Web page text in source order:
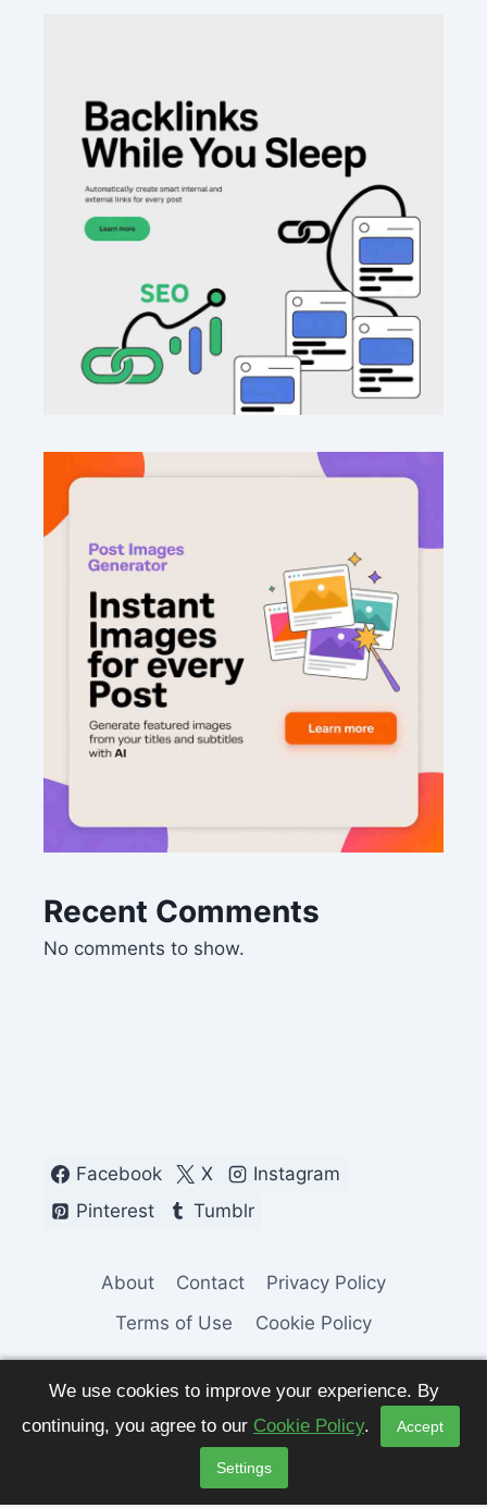
We use cookies to improve your experience. By
continuing, you agree to our Cookie Policy. Accept
Settings
Recent Comments
No comments to show.
Facebook X
Instagram
Pinterest
Tumblr
About Contact
Privacy Policy
Terms of Use
Cookie Policy
© 2026 Fashion Pulse Trends. All Rights
Reserved.